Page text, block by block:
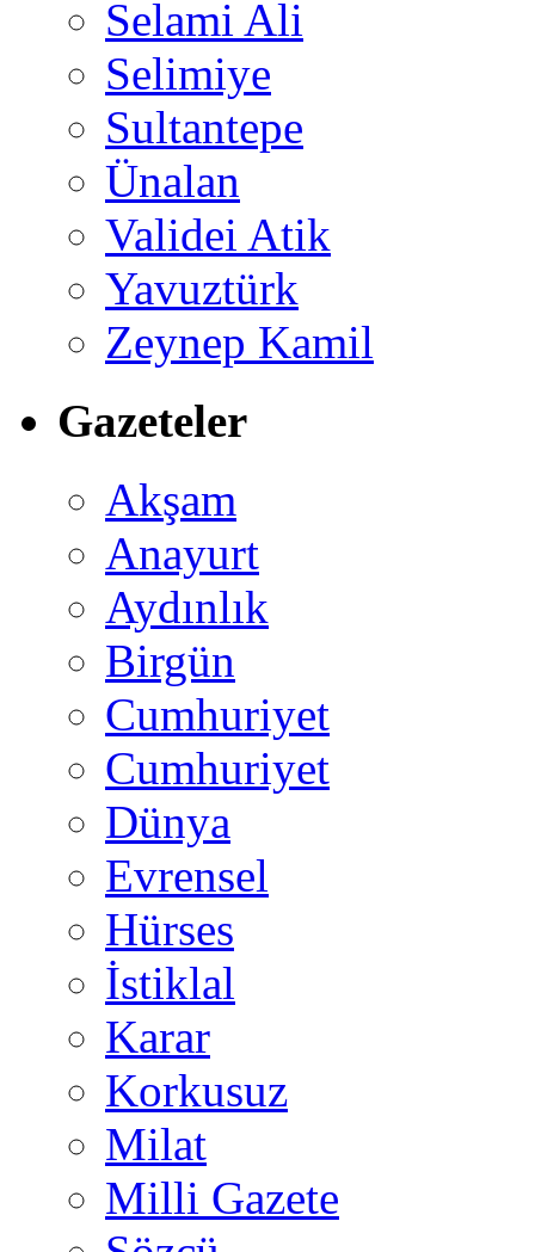
Selami Ali
Selimiye
Sultantepe
Ünalan
Validei Atik
Yavuztürk
Zeynep Kamil
Gazeteler
Akşam
Anayurt
Aydınlık
Birgün
Cumhuriyet
Cumhuriyet
Dünya
Evrensel
Hürses
İstiklal
Karar
Korkusuz
Milat
Milli Gazete